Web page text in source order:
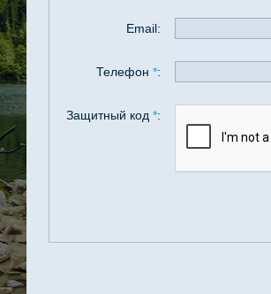
Email:
Телефон *:
Защитный код *: